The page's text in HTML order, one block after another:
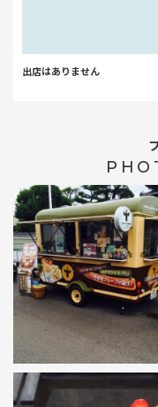
出店はありません